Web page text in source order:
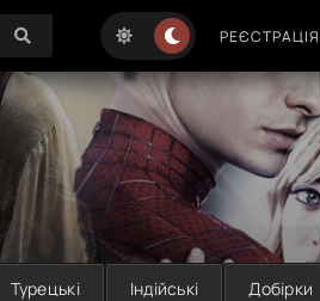
РЕЄСТРАЦІЯ
Турецькі Індійські Добірки